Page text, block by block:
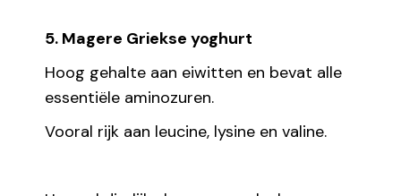
5. Magere Griekse yoghurt
Hoog gehalte aan eiwitten en bevat alle
essentiële aminozuren.
Vooral rijk aan leucine, lysine en valine.